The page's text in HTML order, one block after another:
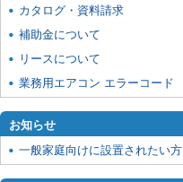
カタログ・資料請求
補助金について
リースについて
業務用エアコン エラーコード
お知らせ
一般家庭向けに設置されたい方